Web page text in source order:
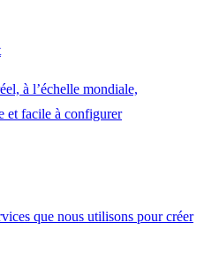
à l’échelle mondiale,
et facile à configurer
que nous utilisons pour créer